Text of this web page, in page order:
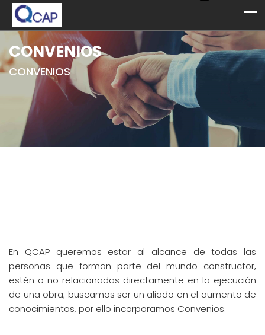
CONVENIOS
CONVENIOS
En QCAP queremos estar al alcance de todas las
personas que forman parte del mundo constructor,
estén o no relacionadas directamente en la ejecución
de una obra; buscamos ser un aliado en el aumento de
conocimientos, por ello incorporamos Convenios.